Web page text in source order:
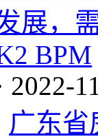
展，
BPM
2022-
广东省